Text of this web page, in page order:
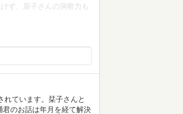
ず、扉子さんの洞察力も
れています。栞子さんと
のお話は年月を経て解決